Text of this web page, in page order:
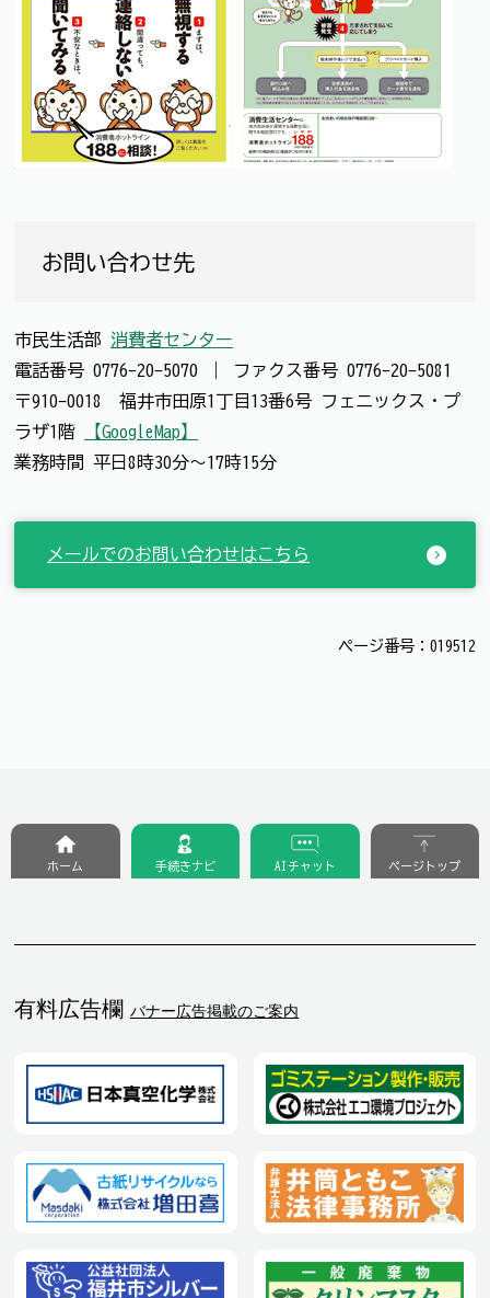
お問い合わせ先
市民生活部 消費者センター
電話番号 0776-20-5070 ファクス番号 0776-20-5081
〒910-0018 福井市田原1丁目13番6号 フェニックス・プ
ラザ1階
【GoogleMap】
業務時間 平日8時30分～17時15分
メールでのお問い合わせはこちら
ページ番号：019512
有料広告欄 バナー広告掲載のご案内
ホーム 手続きナビ AIチャット ページトップ